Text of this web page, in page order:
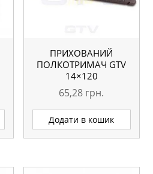
ПРИХОВАНИЙ
ПОЛКОТРИМАЧ GTV
14×120
65,28 грн.
Додати в кошик